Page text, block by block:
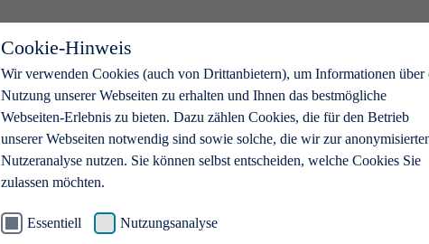
Cookie-Hinweis
Wir verwenden Cookies (auch von Drittanbietern), um Informationen über
Nutzung unserer Webseiten zu erhalten und Ihnen das bestmögliche
Webseiten-Erlebnis zu bieten. Dazu zählen Cookies, die für den Betrieb
unserer Webseiten notwendig sind sowie solche, die wir zur
Nutzeranalyse nutzen. Sie können selbst entscheiden, welche Cookies Sie
zulassen möchten.
Essentiell Nutzungsanalyse